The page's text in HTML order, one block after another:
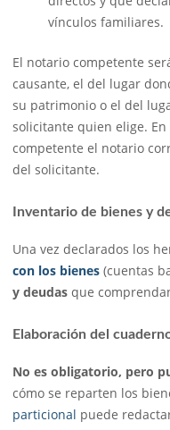
vínculos familiares.
El notario competente
causante, el del lugar
su patrimonio o el del
solicitante quien elige.
competente el notario
del solicitante.
Inventario de bienes y
Una vez declarados los
con los bienes (cuentas
y deudas que
Elaboración del
No es obligatorio, pero
cómo se reparten los
particional puede